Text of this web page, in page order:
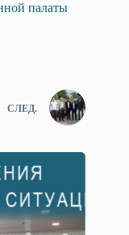
палаты
СЛЕД.